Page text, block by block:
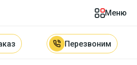
Меню
Перезвоним
Доставка груза из «Максидома» и